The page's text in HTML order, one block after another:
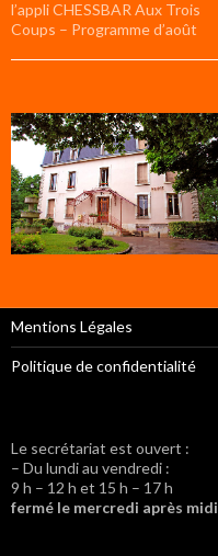
l’appli CHESSBAR Aux Trois
Coups – Programme d’août
Mentions Légales
Politique de confidentialité
Le secrétariat est ouvert :
– Du lundi au vendredi :
9 h – 12 h et 15 h – 17 h
fermé le mercredi après midi